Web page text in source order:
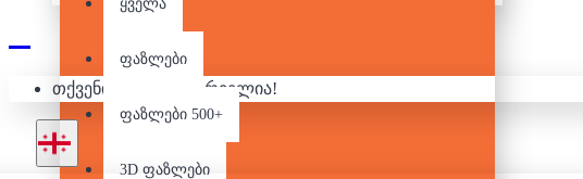
ყველა
ფაზლები
ფაზლები 500+
3D ფაზლები
თქვენი კალათა ცარიელია!